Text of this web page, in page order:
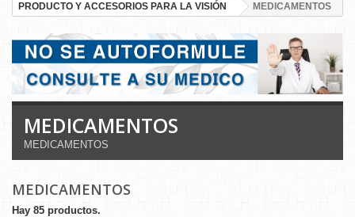
PRODUCTO Y ACCESORIOS PARA LA VISIÓN
MEDICAMENTOS
MEDICAMENTOS
MEDICAMENTOS
MEDICAMENTOS
Hay 85 productos.